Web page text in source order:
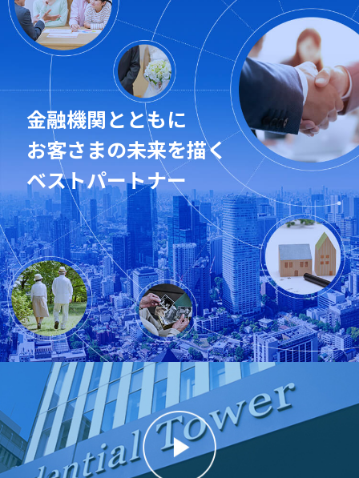
金融機関とともに
お客さまの未来を描く
ベストパートナー